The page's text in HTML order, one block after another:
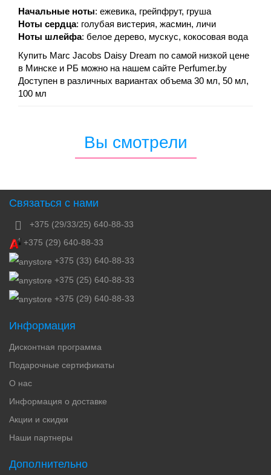
Начальные ноты: ежевика, грейпфрут, груша
Ноты сердца: голубая вистерия, жасмин, личи
Ноты шлейфа: белое дерево, мускус, кокосовая вода
Купить Marc Jacobs Daisy Dream по самой низкой цене
в Минске и РБ можно на нашем сайте Perfumer.by
Доступен в различных вариантах объема 30 мл, 50 мл,
100 мл
Вы смотрели
Связаться с нами
+375 (29/33/25) 640-88-33
+375 (29) 640-88-33
+375 (33) 640-88-33
+375 (25) 640-88-33
+375 (29) 640-88-33
Информация
Дисконтная программа
Подарочные сертификаты
О нас
Информация о доставке
Акции и скидки
Наши партнеры
Дополнительно